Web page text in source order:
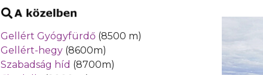
Gellért Gyógyfürdő (8500 m)
Gellért-hegy (8600m)
Szabadság híd (8700m)